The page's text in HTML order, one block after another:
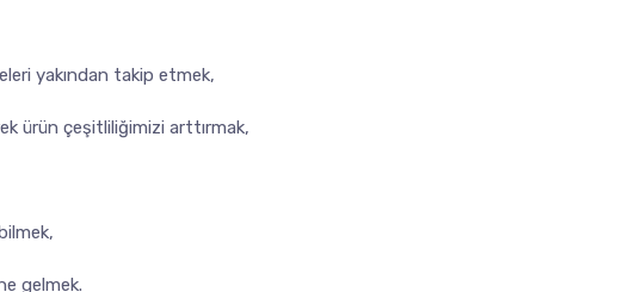
yakından takip etmek,
ürün çeşitliliğimizi arttırmak,
gelmek.